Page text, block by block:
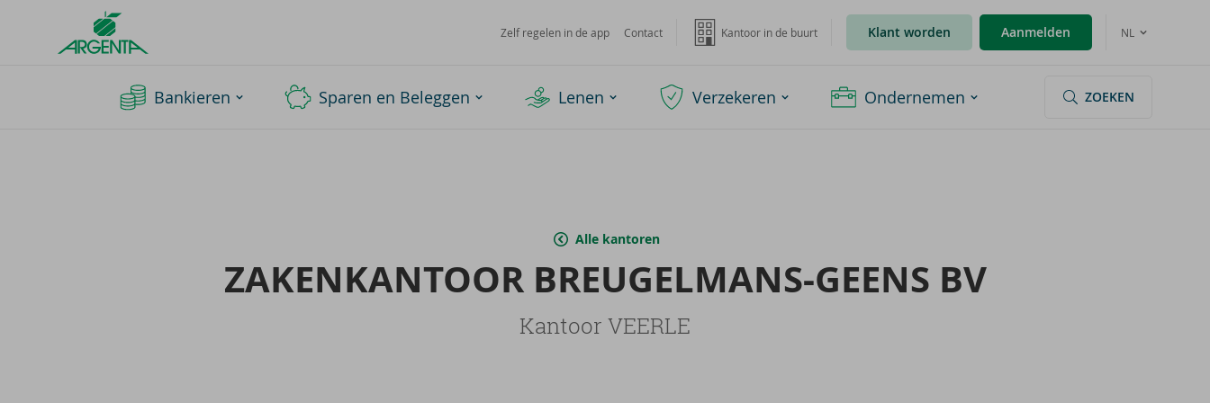
Argenta
Homepage
Zelf regelen in de app Contact Kantoor in de buurt Klant worden Aanmelden NL
Bankieren Sparen en Beleggen Lenen Verzekeren Ondernemen ZOEKEN
Alle kantoren
ZA­KEN­KAN­TOOR BREUGELMANS-​GEENS BV
Kantoor VEERLE